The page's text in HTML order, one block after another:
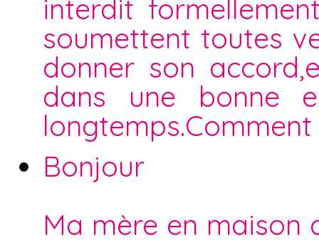
interdit
soumettent toutes
donner son
dans une bonne
Bonjour
Ma mère en